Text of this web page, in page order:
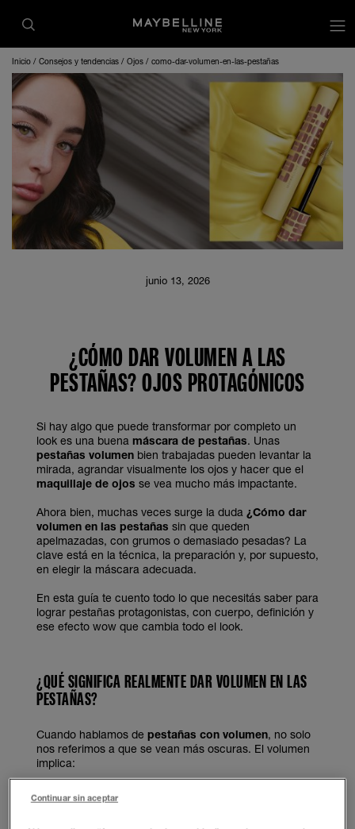
Inicio Consejos y tendencias Ojos como-dar-volumen-en-las-pestañas
junio 13, 2026
¿CÓMO DAR VOLUMEN A LAS
PESTAÑAS? OJOS PROTAGÓNICOS
Si hay algo que puede transformar por completo un
look es una buena máscara de pestañas. Unas
pestañas volumen bien trabajadas pueden levantar la
mirada, agrandar visualmente los ojos y hacer que el
maquillaje de ojos se vea mucho más impactante.
Ahora bien, muchas veces surge la duda ¿Cómo dar
volumen en las pestañas sin que queden
apelmazadas, con grumos o demasiado pesadas? La
clave está en la técnica, la preparación y, por supuesto,
en elegir la máscara adecuada.
En esta guía te cuento todo lo que necesitás saber para
lograr pestañas protagonistas, con cuerpo, definición y
ese efecto wow que cambia todo el look.
¿QUÉ SIGNIFICA REALMENTE DAR VOLUMEN EN LAS
PESTAÑAS?
Cuando hablamos de pestañas con volumen, no solo
nos referimos a que se vean más oscuras. El volumen
implica:
Mayor densidad visual
Sensación de más cantidad de pestañas
Continuar sin aceptar